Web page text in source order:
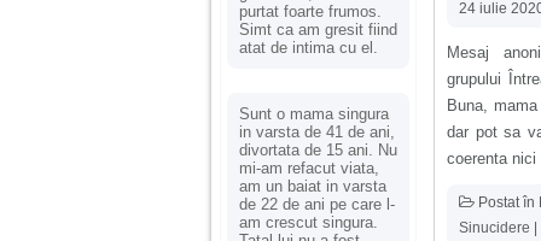
purtat foarte frumos.
Simt ca am gresit fiind
atat de intima cu el.
Sunt o mama singura
in varsta de 41 de ani,
divortata de 15 ani. Nu
mi-am refacut viata,
am un baiat in varsta
de 22 de ani pe care l-
am crescut singura.
24 iulie
Mesaj
grupului
Buna,
dar pot sa
coerenta
Postat în
Sinucidere |